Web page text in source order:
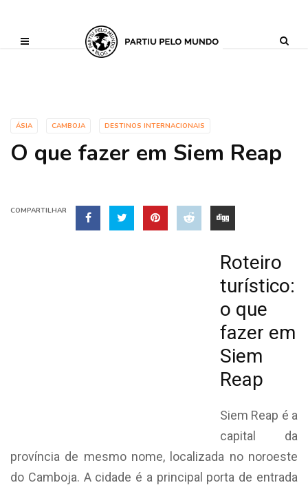
('AI_CONTENT_MARKER_NO_GET_SIDEBAR', true);
ÁSIA CAMBOJA DESTINOS INTERNACIONAIS
O que fazer em Siem Reap
COMPARTILHAR
Roteiro
turístico:
o que
fazer em
Siem
Reap
Siem Reap é a
capital da
província de mesmo nome, localizada no noroeste
do Camboja. A cidade é a principal porta de entrada